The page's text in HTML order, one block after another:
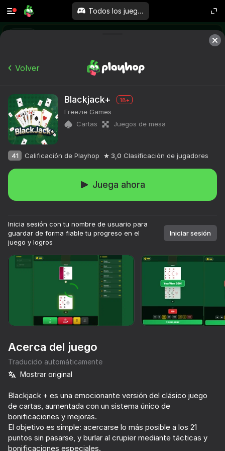
Todos los juegos
Más de 10,000 juegos.
Todos gratis. Todos tuyos.
Solitaire Classic Klondike
83
Klondike Classic (1 or 3 cards)
78
FreeCell - Classic Solitaire
80 76
Volver
Blackjack+ 18+
Freezie Games
Cartas
Juegos de mesa
41 Calificación de Playhop 3,0 Clasificación de jugadores
Juega ahora
Inicia sesión con tu nombre de usuario para
guardar de forma fiable tu progreso en el
juego y logros
Iniciar sesión
Acerca del juego
Traducido automáticamente
Mostrar original
Blackjack + es una emocionante versión del clásico juego
de cartas, aumentada con un sistema único de
bonificaciones y mejoras.
El objetivo es simple: acercarse lo más posible a los 21
puntos sin pasarse, y burlar al crupier mediante tácticas y
bonificaciones especiales.